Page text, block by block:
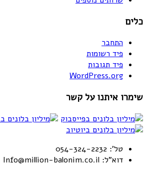
כלים
התחבר
פיד רשומות
פיד תגובות
WordPress.org
שימרו איתנו על קשר
טל': 054-324-2232
דוא"ל: Info@million-balonim.co.il